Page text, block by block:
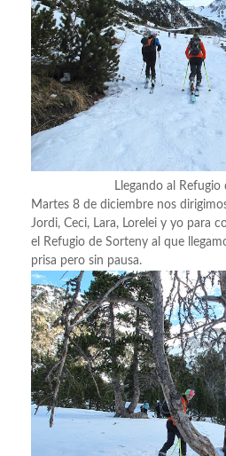
Llegando al Refugio
Martes 8 de diciembre nos
Jordi, Ceci, Lara, Lorelei y yo para
el Refugio de Sorteny al que
prisa pero sin pausa.